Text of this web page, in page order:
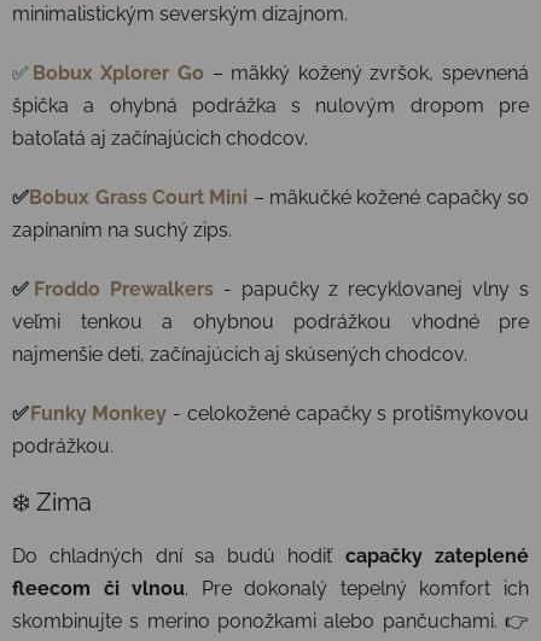
minimalistickým severským dizajnom.
✅ Bobux Xplorer Go – mäkký kožený zvršok, spevnená
špička a ohybná podrážka s nulovým dropom pre
batoľatá aj začínajúcich chodcov.
✅Bobux Grass Court Mini – mäkučké kožené capačky so
zapínaním na suchý zips.
✅ Froddo Prewalkers- papučky z recyklovanej vlny s
veľmi tenkou a ohybnou podrážkou vhodné pre
najmenšie deti, začínajúcich aj skúsených chodcov.
✅Funky Monkey - celokožené capačky s protišmykovou
podrážkou.
❄️ Zima
Do chladných dní sa budú hodiť capačky zateplené
fleecom či vlnou. Pre dokonalý tepelný komfort ich
skombinujte s merino ponožkami alebo pančuchami. 👉